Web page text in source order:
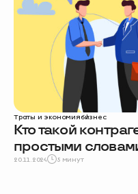
Траты и экономиябизнес
Кто такой
простыми
20.11.2024 5 минут